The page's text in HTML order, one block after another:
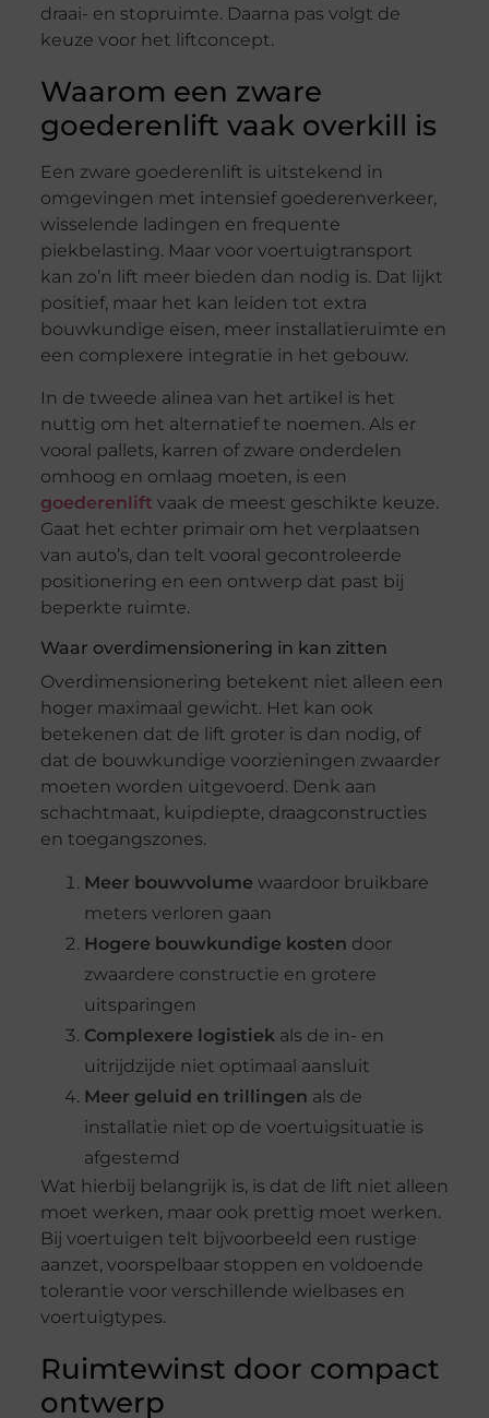
draai- en stopruimte. Daarna pas volgt de
keuze voor het liftconcept.
Waarom een zware
goederenlift vaak overkill is
Een zware goederenlift is uitstekend in
omgevingen met intensief goederenverkeer,
wisselende ladingen en frequente
piekbelasting. Maar voor voertuigtransport
kan zo’n lift meer bieden dan nodig is. Dat lijkt
positief, maar het kan leiden tot extra
bouwkundige eisen, meer installatieruimte en
een complexere integratie in het gebouw.
In de tweede alinea van het artikel is het
nuttig om het alternatief te noemen. Als er
vooral pallets, karren of zware onderdelen
omhoog en omlaag moeten, is een
goederenlift vaak de meest geschikte keuze.
Gaat het echter primair om het verplaatsen
van auto’s, dan telt vooral gecontroleerde
positionering en een ontwerp dat past bij
beperkte ruimte.
Waar overdimensionering in kan zitten
Overdimensionering betekent niet alleen een
hoger maximaal gewicht. Het kan ook
betekenen dat de lift groter is dan nodig, of
dat de bouwkundige voorzieningen zwaarder
moeten worden uitgevoerd. Denk aan
schachtmaat, kuipdiepte, draagconstructies
en toegangszones.
Meer bouwvolume waardoor bruikbare
meters verloren gaan
Hogere bouwkundige kosten door
zwaardere constructie en grotere
uitsparingen
Complexere logistiekals de in- en
uitrijdzijde niet optimaal aansluit
Meer geluid en trillingen als de
installatie niet op de voertuigsituatie is
afgestemd
Wat hierbij belangrijk is, is dat de lift niet alleen
moet werken, maar ook prettig moet werken.
Bij voertuigen telt bijvoorbeeld een rustige
aanzet, voorspelbaar stoppen en voldoende
tolerantie voor verschillende wielbases en
voertuigtypes.
Ruimtewinst door compact
ontwerp